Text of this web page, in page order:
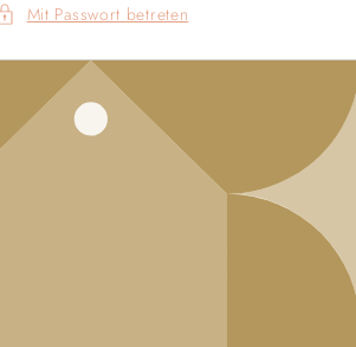
Mit Passwort betreten